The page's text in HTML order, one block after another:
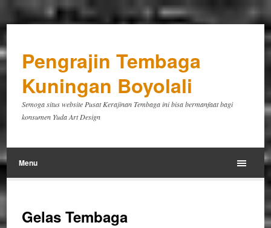
Pengrajin Tembaga
Kuningan Boyolali
Semoga situs website Pusat Kerajinan Tembaga ini bisa bermanfaat bagi
konsumen Yuda Art Design
Menu
Gelas Tembaga